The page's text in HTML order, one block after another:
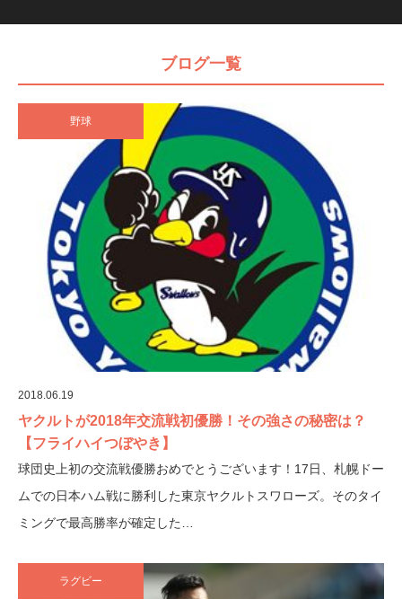
ブログ一覧
野球
2018.06.19
ヤクルトが2018年交流戦初優勝！その強さの秘密は？
【フライハイつぼやき】
球団史上初の交流戦優勝おめでとうございます！17日、札幌ドー
ムでの日本ハム戦に勝利した東京ヤクルトスワローズ。そのタイ
ミングで最高勝率が確定した…
ラグビー